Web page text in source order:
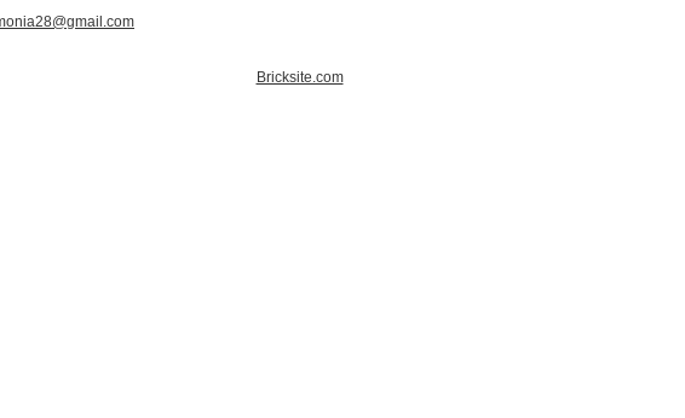
Bricksite.com